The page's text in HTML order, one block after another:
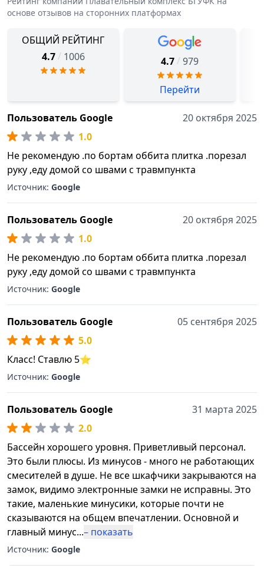
основе отзывов на сторонних платформах
ОБЩИЙ РЕЙТИНГ
4.7 / 1006 4.7 / 979
Перейти
Пользователь Google
20 октября 2025
1.0
Не рекомендую .по бортам оббита плитка .порезал
руку ,еду домой со швами с травмпункта
Источник: Google
Пользователь Google
20 октября 2025
1.0
Не рекомендую .по бортам оббита плитка .порезал
руку ,еду домой со швами с травмпункта
Источник: Google
Пользователь Google
05 сентября 2025
5.0
Класс! Ставлю 5⭐
Источник: Google
Пользователь Google
31 марта 2025
2.0
Бассейн хорошего уровня. Приветливый персонал.
Это были плюсы. Из минусов - много не работающих
смесителей в душе. Не все шкафчики закрываются на
замок, видимо электронные замки не исправны. Это
такие, маленькие минусики, которые почти не
сказываются на общем впечатлении. Основной и
главный минус...– показать
Источник: Google